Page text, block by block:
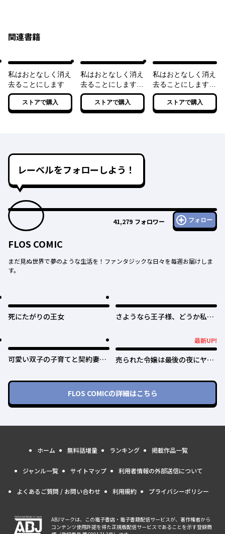
関連書籍
私はおとなしく消え
去ることにします
ストアで購入
私はおとなしく消え
去ることにします
２
ストアで購入
私はおとなしく消え
去ることにします
３【電子特典付き】
ストアで購入
レーベルをフォローしよう！
41,279 フォロワー フォロー
FLOS COMIC
まだ見ぬ世界で夢のような生活を！ファンタジックな日々を毎週お届けしま
す。
死にたがりの王女
さようなら王子様、どうか私の
可愛い双子の子育てと契約妻は
最新UP!
売られた令嬢は最後の夜にヤリ
ていると、迎えに来たのは激重
王子様でした〜
FLOS COMICの詳細はこちら
ホーム 無料話増量 ランキング 掲載作品一覧
ジャンル一覧 サイトマップ 利用者情報の外部送信について
よくあるご質問 / お問い合わせ 利用規約 プライバシーポリシー
ABJマークは、この電子書店・電子書籍配信サービスが、著作権者から
コンテンツ使用許諾を得た正規版配信サービスであることを示す登録商